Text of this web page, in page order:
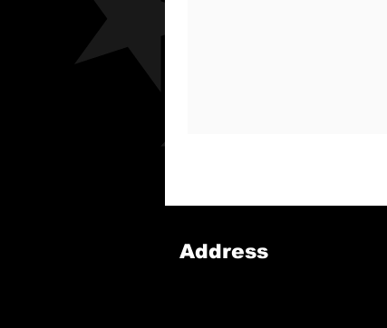
Address